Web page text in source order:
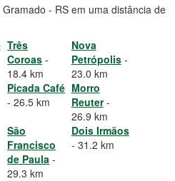
- RS em uma distância de
Três
Coroas -
18.4 km
Nova
Petrópolis-
23.0 km
Picada Café
- 26.5 km
Morro
Reuter-
26.9 km
São
Francisco
de Paula -
29.3 km
Dois Irmãos
- 31.2 km